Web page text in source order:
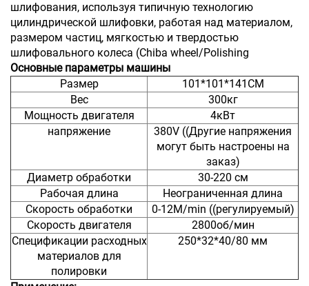
шлифования, используя типичную технологию
цилиндрической шлифовки, работая над материалом,
размером частиц, мягкостью и твердостью
шлифовального колеса (Chiba wheel/Polishing
Основные параметры машины
Размер
101*101*141CM
Вес
300кг
Мощность двигателя
4кВт
напряжение
380V ((Другие напряжения
могут быть настроены на
заказ)
Диаметр обработки
30-220 см
Рабочая длина
Неограниченная длина
Скорость обработки
0-12M/min ((регулируемый)
Скорость двигателя
2800об/мин
Спецификации расходных
материалов для
полировки
250*32*40/80 мм